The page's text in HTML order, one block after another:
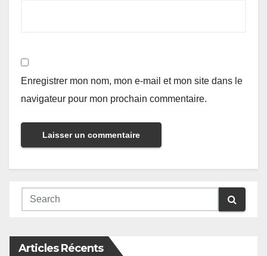
Enregistrer mon nom, mon e-mail et mon site dans le
navigateur pour mon prochain commentaire.
Articles Récents